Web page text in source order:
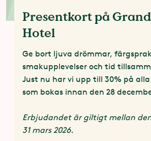
Presentkort på
Hotel
Ge bort ljuva drömmar,
smakupplevelser och tid
Just nu har vi upp till 30% på
som bokas innan den 28
Erbjudandet är giltigt mellan
31 mars 2026.